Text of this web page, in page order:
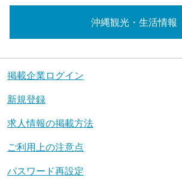
沖縄観光・生活情報
掲載企業ログイン
新規登録
求人情報の掲載方法
ご利用上の注意点
パスワード再設定